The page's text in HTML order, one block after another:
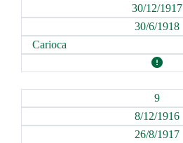
30/12/1917
30/6/1918
Carioca
9
8/12/1916
26/8/1917